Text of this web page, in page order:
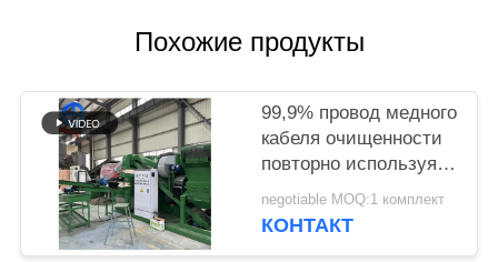
КАРТА
САЙТА
ПОЛИТИКА
КОНФИДЕНЦИАЛЬНОСТИ
Похожие продукты
99,9% провод медного
кабеля очищенности
повторно используя
силу 20mm машины
52.36kw
negotiable MOQ:1 комплект
КОНТАКТ